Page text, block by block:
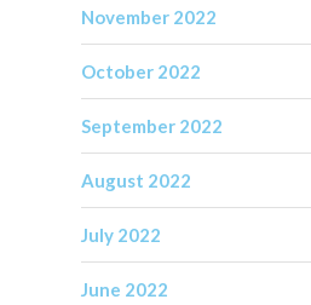
November 2022
October 2022
September 2022
August 2022
July 2022
June 2022